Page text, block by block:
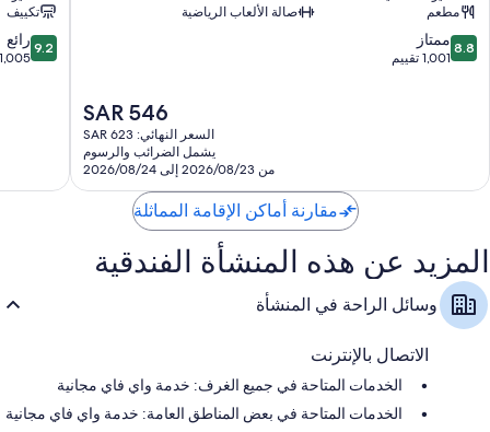
للعناية الشخصية صديقة للبيئة
تلفزيونات إل سي دي 32-بوصة مزودة بقنوات تلفزيونية رقمية
مصابيح إضاءة LED، وثلاجات بحجم صغير، وأجهزة تحضير مكعبات الثلج
التاريخي
مطعم
صالة الألعاب الرياضية
8.8
من
8.8 ممتاز
1,001 تقييم
السعر
الحالي
هو
SAR
546
SAR 546
السعر النهائي: SAR 623
يشمل الضرائب والرسوم
من 2026/08/23 إلى 2026/08/24
تكييف
9.2
من
9.2 رائع
1,005 تقييمات
مقارنة أماكن الإقامة المماثلة
المزيد عن هذه المنشأة الفندقية
وسائل الراحة في المنشأة
الاتصال بالإنترنت
الخدمات المتاحة في جميع الغرف: خدمة واي فاي مجانية
الخدمات المتاحة في بعض المناطق العامة: خدمة واي فاي مجانية